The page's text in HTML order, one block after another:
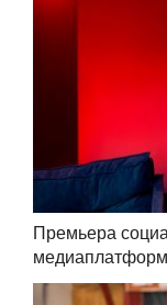
Премьера